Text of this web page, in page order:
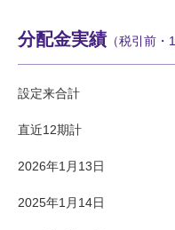
分配金実績（税引前・
設定来合計
直近12期計
2026年1月13日
2025年1月14日